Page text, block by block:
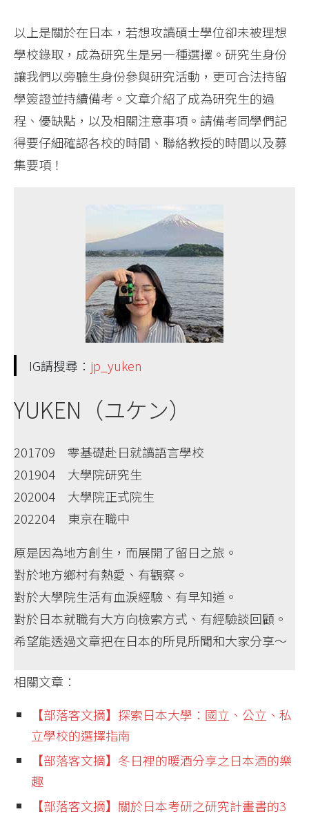
以上是關於在日本，若想攻讀碩士學位卻未被理想
學校錄取，成為研究生是另一種選擇。研究生身份
讓我們以旁聽生身份參與研究活動，更可合法持留
學簽證並持續備考。文章介紹了成為研究生的過
程、優缺點，以及相關注意事項。請備考同學們記
得要仔細確認各校的時間、聯絡教授的時間以及募
集要項！
IG請搜尋： jp_yuken
YUKEN（ユケン）
201709 零基礎赴日就讀語言學校
201904 大學院研究生
202004 大學院正式院生
202204 東京在職中
原是因為地方創生，而展開了留日之旅。
對於地方鄉村有熱愛、有觀察。
對於大學院生活有血淚經驗、有早知道。
對於日本就職有大方向檢索方式、有經驗談回顧。
希望能透過文章把在日本的所見所聞和大家分享～
相關文章：
【部落客文摘】探索日本大學：國立、公立、私
立學校的選擇指南
【部落客文摘】冬日裡的暖酒分享之日本酒的樂
趣
【部落客文摘】關於日本考研之研究計畫書的3